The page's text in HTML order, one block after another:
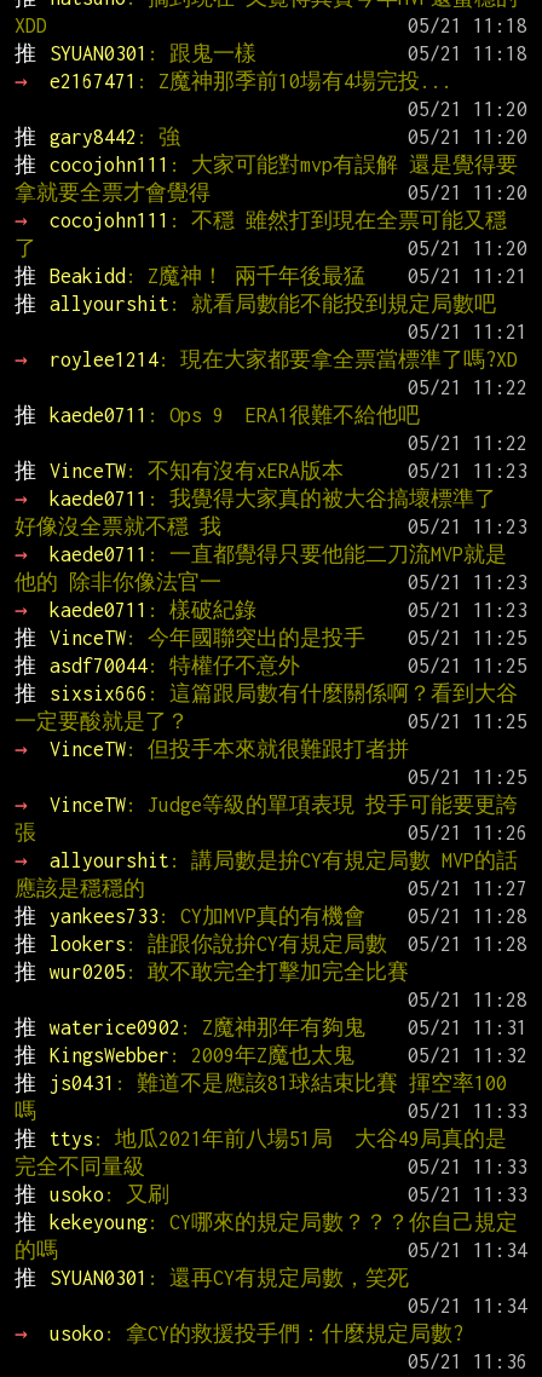
XDD
推
SYUAN0301 : 跟鬼一樣
→
e2167471 : Z魔神那季前10場有4場完投...
推
gary8442 : 強
推
cocojohn111 : 大家可能對mvp有誤解 還是覺得要
拿就要全票才會覺得
→
cocojohn111 : 不穩 雖然打到現在全票可能又穩
了
推
Beakidd : Z魔神！ 兩千年後最猛
推
allyourshit : 就看局數能不能投到規定局數吧
→
roylee1214: 現在大家都要拿全票當標準了嗎?XD
推
kaede0711 : Ops 9  ERA1很難不給他吧
推
VinceTW: 不知有沒有xERA版本
→
kaede0711 : 我覺得大家真的被大谷搞壞標準了
好像沒全票就不穩 我
→
kaede0711 : 一直都覺得只要他能二刀流MVP就是
他的 除非你像法官一
→
kaede0711 : 樣破紀錄
推
VinceTW: 今年國聯突出的是投手
推
asdf70044: 特權仔不意外
推
sixsix666 : 這篇跟局數有什麼關係啊？看到大谷
一定要酸就是了？
→
VinceTW: 但投手本來就很難跟打者拼
→
VinceTW: Judge等級的單項表現 投手可能要更誇
張
→
allyourshit : 講局數是拚CY有規定局數 MVP的話
應該是穩穩的
推
yankees733 : CY加MVP真的有機會
推
lookers : 誰跟你說拚CY有規定局數
推
wur0205 : 敢不敢完全打擊加完全比賽
推
waterice0902 : Z魔神那年有夠鬼
推
KingsWebber : 2009年Z魔也太鬼
推
js0431 : 難道不是應該81球結束比賽 揮空率100
嗎
推
ttys : 地瓜2021年前八場51局  大谷49局真的是
完全不同量級
推
usoko : 又刷
推
kekeyoung: CY哪來的規定局數？？？你自己規定
的嗎
推
SYUAN0301 : 還再CY有規定局數，笑死
→
usoko : 拿CY的救援投手們：什麼規定局數?